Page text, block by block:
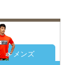
メンズ